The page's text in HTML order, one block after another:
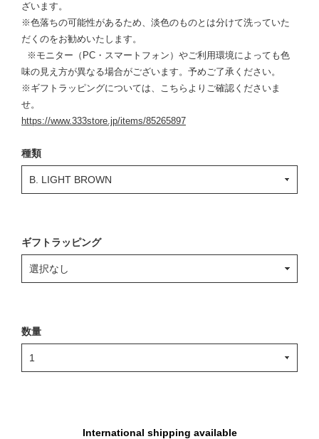
ざいます。
※色落ちの可能性があるため、淡色のものとは分けて洗っていた
だくのをお勧めいたします。
※モニター（PC・スマートフォン）やご利用環境によっても色
味の見え方が異なる場合がございます。予めご了承ください。
※ギフトラッピングについては、こちらよりご確認くださいま
せ。
https://www.333store.jp/items/85265897
種類
ギフトラッピング
数量
International shipping available